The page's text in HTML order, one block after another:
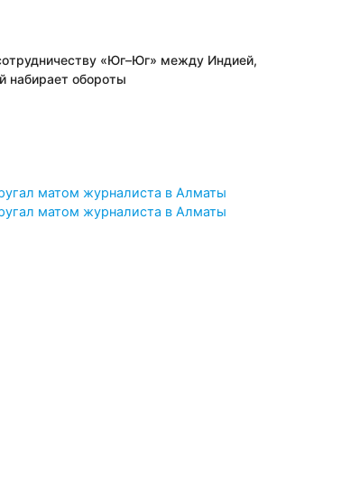
«Юг–Юг» между Индией,
набирает обороты
матом журналиста в Алматы
матом журналиста в Алматы